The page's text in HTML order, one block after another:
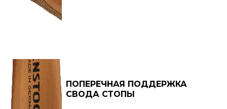
ПОПЕРЕЧНАЯ ПОДДЕРЖКА
СВОДА СТОПЫ